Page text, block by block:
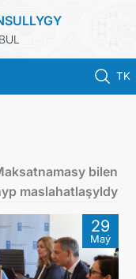
TK
bilen
maslahatlaşyldy
29
Maý